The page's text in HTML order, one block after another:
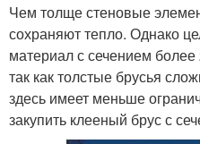
Чем толще стеновые
сохраняют тепло. Однако
материал с сечением
так как толстые брусья
здесь имеет меньше
закупить клееный брус с